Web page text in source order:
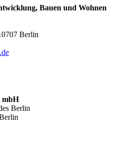
Bauen und Wohnen
Berlin
mbH
Berlin